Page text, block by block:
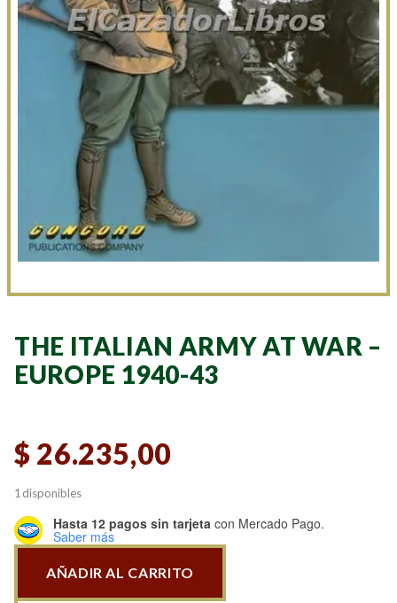
THE ITALIAN ARMY AT WAR –
EUROPE 1940-43
$ 26.235,00
1 disponibles
Hasta 12 pagos sin tarjeta con Mercado Pago.
Saber más
AÑADIR AL CARRITO